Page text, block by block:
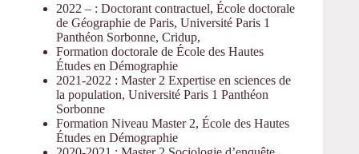
2022 – : Doctorant contractuel, École doctorale
de Géographie de Paris, Université Paris 1
Panthéon Sorbonne, Cridup,
Formation doctorale de École des Hautes
Études en Démographie
2021-2022 : Master 2 Expertise en sciences de
la population, Université Paris 1 Panthéon
Sorbonne
Formation Niveau Master 2, École des Hautes
Études en Démographie